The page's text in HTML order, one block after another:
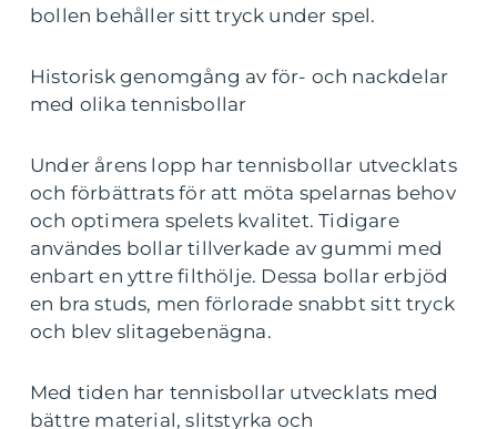
bollen behåller sitt tryck under spel.
Historisk genomgång av för- och nackdelar
med olika tennisbollar
Under årens lopp har tennisbollar utvecklats
och förbättrats för att möta spelarnas behov
och optimera spelets kvalitet. Tidigare
användes bollar tillverkade av gummi med
enbart en yttre filthölje. Dessa bollar erbjöd
en bra studs, men förlorade snabbt sitt tryck
och blev slitagebenägna.
Med tiden har tennisbollar utvecklats med
bättre material, slitstyrka och